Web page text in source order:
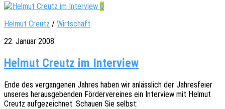
0
Helmut Creutz / Wirtschaft
22. Januar 2008
Helmut Creutz im Interview
Ende des vergan­ge­nen Jahres haben wir anläss­lich der Jahres­fei­er
unse­res heraus­ge­ben­den Förder­ver­ei­nes ein Inter­view mit Helmut
Creutz aufge­zeich­net. Schau­en Sie selbst: